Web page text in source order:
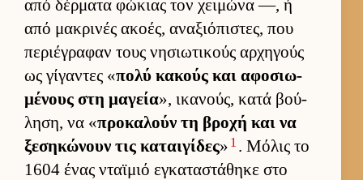
από δέρ­ματα φώκιας τον χει­μώνα —, ή
από μακρινές ακοές, αναξιόπιστες, που
περιέγραφαν τους νησιω­τικούς αρ­χηγούς
ως γίγαντες «πολύ κακούς και αφοσιω­
μένους στη μαγεία», ικανούς, κατά βού­
ληση, να «προκαλούν τη βροχή και να
ξεσηκώνουν τις καται­γίδες» 1 . Μόλις το
1604 ένας νταϊμιό εγκαταστάθηκε στο